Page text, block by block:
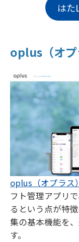
はた
oplus（オプ
oplus（オプラス）
フト管理アプリ
るという点が特
集の基本機能を
す。